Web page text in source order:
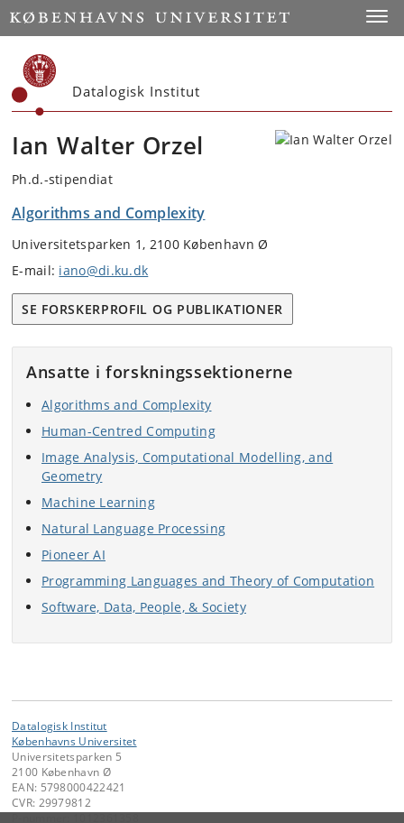
Start
Datalogisk Institut
Ian Walter Orzel
Ph.d.-stipendiat
Algorithms and Complexity
Universitetsparken 1, 2100 København Ø
E-mail: iano@di.ku.dk
SE FORSKERPROFIL OG PUBLIKATIONER
Ansatte i forskningssektionerne
Algorithms and Complexity
Human-Centred Computing
Image Analysis, Computational Modelling, and
Geometry
Machine Learning
Natural Language Processing
Pioneer AI
Programming Languages and Theory of Computation
Software, Data, People, & Society
Datalogisk Institut
Københavns Universitet
Universitetsparken 5
2100 København Ø
EAN: 5798000422421
CVR: 29979812